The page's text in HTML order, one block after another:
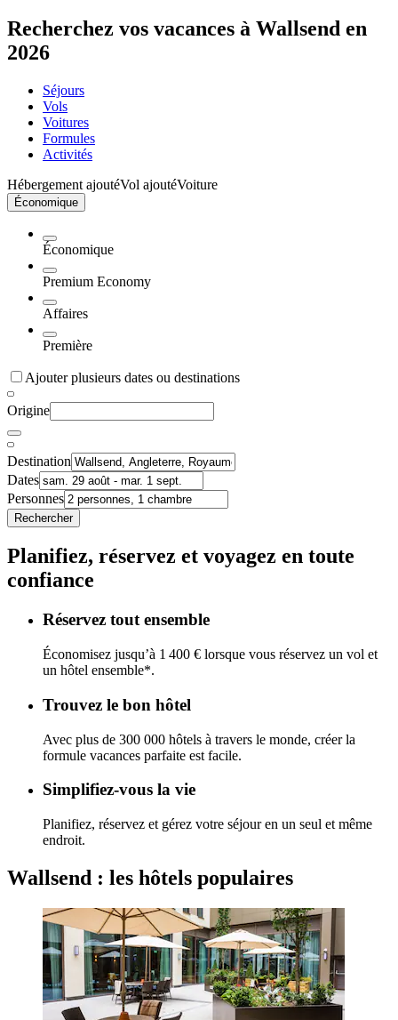
Recherchez vos vacances à Wallsend en
2026
Séjours
Vols
Voitures
Formules
Activités
Hébergement ajoutéVol ajoutéVoiture
Économique
Économique
Premium Economy
Affaires
Première
Ajouter plusieurs dates ou destinations
Origine
Destination
Dates
Personnes
Rechercher
Planifiez, réservez et voyagez en toute
confiance
Réservez tout ensemble
Économisez jusqu’à 1 400 € lorsque vous réservez un vol et
un hôtel ensemble*.
Trouvez le bon hôtel
Avec plus de 300 000 hôtels à travers le monde, créer la
formule vacances parfaite est facile.
Simplifiez-vous la vie
Planifiez, réservez et gérez votre séjour en un seul et même
endroit.
Wallsend : les hôtels populaires